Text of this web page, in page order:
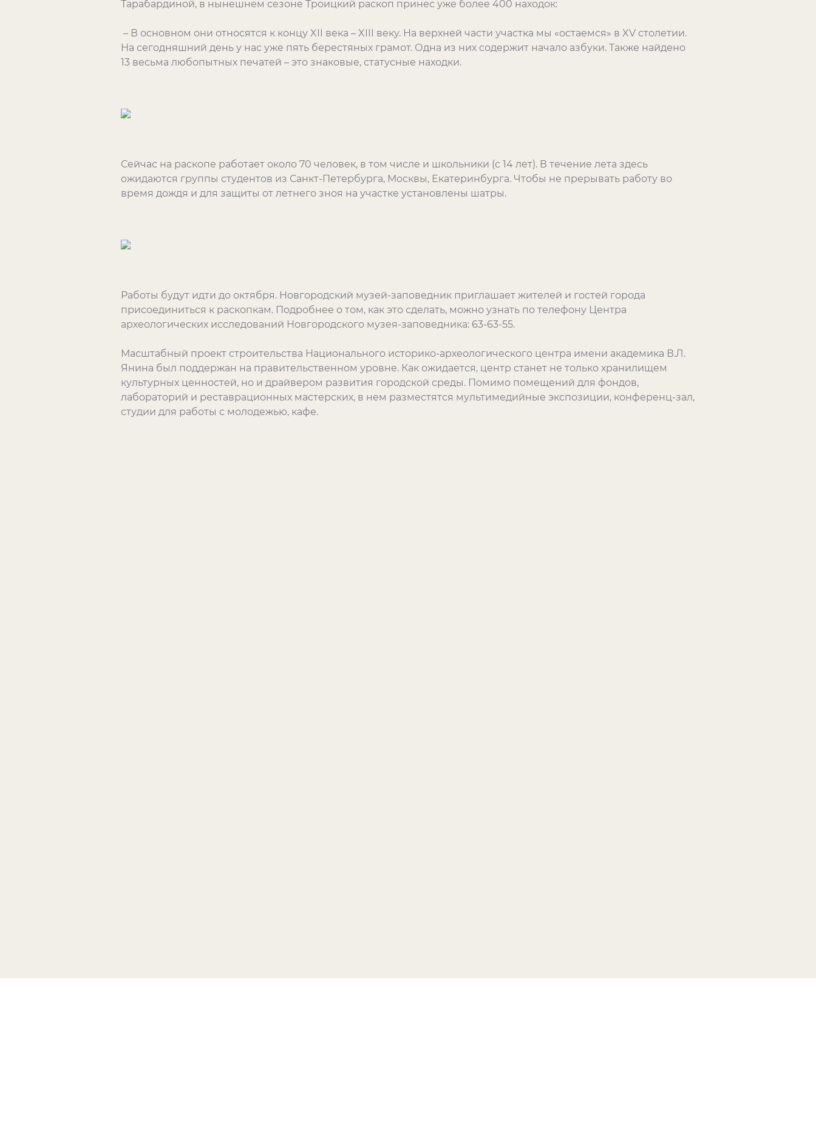
Тарабардиной, в нынешнем сезоне Троицкий раскоп принес уже более 400 находок:
– В основном они относятся к концу XII века – XIII веку. На верхней части участка мы «остаемся» в XV столетии.
На сегодняшний день у нас уже пять берестяных грамот. Одна из них содержит начало азбуки. Также найдено
13 весьма любопытных печатей – это знаковые, статусные находки.
Сейчас на раскопе работает около 70 человек, в том числе и школьники (с 14 лет). В течение лета здесь
ожидаются группы студентов из Санкт-Петербурга, Москвы, Екатеринбурга. Чтобы не прерывать работу во
время дождя и для защиты от летнего зноя на участке установлены шатры.
Работы будут идти до октября. Новгородский музей-заповедник приглашает жителей и гостей города
присоединиться к раскопкам. Подробнее о том, как это сделать, можно узнать по телефону Центра
археологических исследований Новгородского музея-заповедника: 63-63-55.
Масштабный проект строительства Национального историко-археологического центра имени академика В.Л.
Янина был поддержан на правительственном уровне. Как ожидается, центр станет не только хранилищем
культурных ценностей, но и драйвером развития городской среды. Помимо помещений для фондов,
лабораторий и реставрационных мастерских, в нем разместятся мультимедийные экспозиции, конференц-зал,
студии для работы с молодежью, кафе.